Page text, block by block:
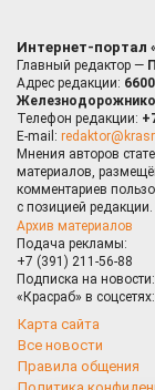
Интернет-портал
Главный редактор —
Адрес редакции:
Телефон редакции:
E-mail:
Мнения авторов
материалов,
комментариев
с позицией редакции.
Архив материалов
Подача рекламы:
+7 (391) 211-56-88
Подписка на новости:
«Красраб» в соцсетях:
Карта сайта
Все новости
Правила общения